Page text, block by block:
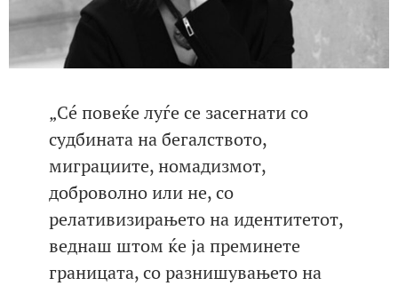
„Сé повеќе луѓе се засегнати со
судбината на бегалството,
миграциите, номадизмот,
доброволно или не, со
релативизирањето на идентитетот,
веднаш штом ќе ја преминете
границата, со разнишувањето на